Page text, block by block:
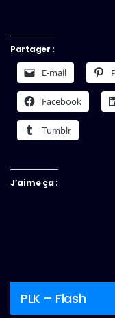
Partager :
E-mail
Facebook
Tumblr
J’aime ça :
PLK – Flash